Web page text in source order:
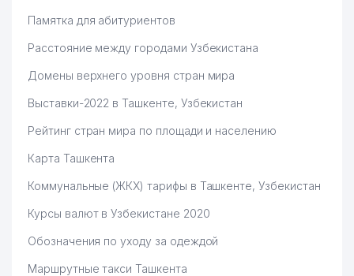
Памятка для абитуриентов
Расстояние между городами Узбекистана
Домены верхнего уровня стран мира
Выставки-2022 в Ташкенте, Узбекистан
Рейтинг стран мира по площади и населению
Карта Ташкента
Коммунальные (ЖКХ) тарифы в Ташкенте, Узбекистан
Курсы валют в Узбекистане 2020
Обозначения по уходу за одеждой
Маршрутные такси Ташкента